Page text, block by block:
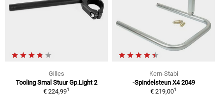
Gilles
Tooling Smal Stuur Gp.Light 2
€ 224,991
Kern-Stabi
-Spindelsteun X4 2049
€ 219,001